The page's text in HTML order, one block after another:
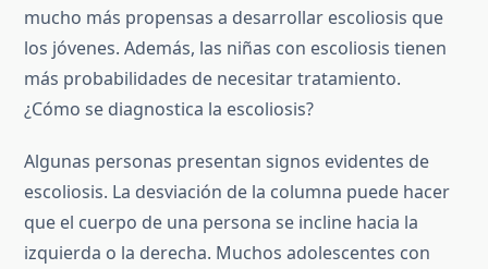
mucho más propensas a desarrollar escoliosis que
los jóvenes. Además, las niñas con escoliosis tienen
más probabilidades de necesitar tratamiento.
¿Cómo se diagnostica la escoliosis?
Algunas personas presentan signos evidentes de
escoliosis. La desviación de la columna puede hacer
que el cuerpo de una persona se incline hacia la
izquierda o la derecha. Muchos adolescentes con